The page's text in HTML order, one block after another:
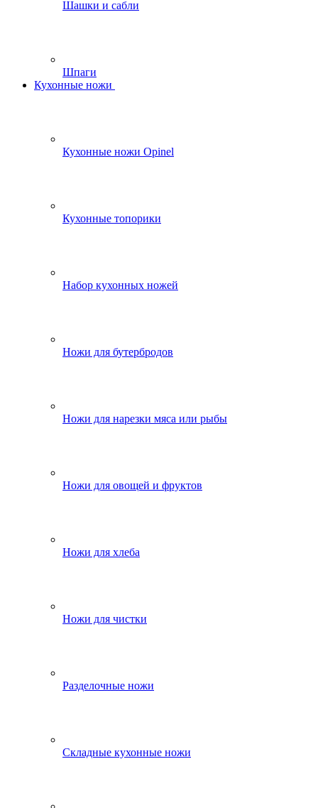
Шашки и сабли
Шпаги
Кухонные ножи
Кухонные ножи Opinel
Кухонные топорики
Набор кухонных ножей
Ножи для бутербродов
Ножи для нарезки мяса или рыбы
Ножи для овощей и фруктов
Ножи для хлеба
Ножи для чистки
Разделочные ножи
Складные кухонные ножи